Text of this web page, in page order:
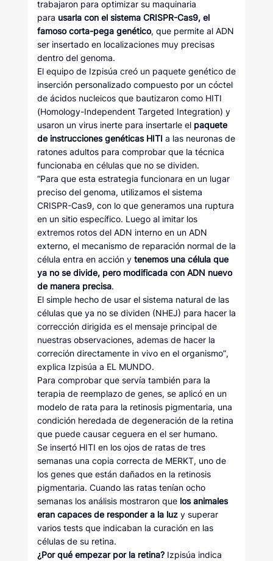
trabajaron para optimizar su maquinaria
para usarla con el sistema CRISPR-Cas9, el
famoso corta-pega genético, que permite al ADN
ser insertado en localizaciones muy precisas
dentro del genoma.
El equipo de Izpisúa creó un paquete genético de
inserción personalizado compuesto por un cóctel
de ácidos nucleicos que bautizaron como HITI
(Homology-Independent Targeted Integration) y
usaron un virus inerte para insertarle el paquete
de instrucciones genéticas HITI a las neuronas de
ratones adultos para comprobar que la técnica
funcionaba en células que no se dividen.
“Para que esta estrategia funcionara en un lugar
preciso del genoma, utilizamos el sistema
CRISPR-Cas9, con lo que generamos una ruptura
en un sitio específico. Luego al imitar los
extremos rotos del ADN interno en un ADN
externo, el mecanismo de reparación normal de la
célula entra en acción y tenemos una célula que
ya no se divide, pero modificada con ADN nuevo
de manera precisa.
El simple hecho de usar el sistema natural de las
células que ya no se dividen (NHEJ) para hacer la
corrección dirigida es el mensaje principal de
nuestras observaciones, ademas de hacer la
correción directamente in vivo en el organismo”,
explica Izpisúa a EL MUNDO.
Para comprobar que servía también para la
terapia de reemplazo de genes, se aplicó en un
modelo de rata para la retinosis pigmentaria, una
condición heredada de degeneración de la retina
que puede causar ceguera en el ser humano.
Se insertó HITI en los ojos de ratas de tres
semanas una copia correcta de MERKT, uno de
los genes que están dañados en la retinosis
pigmentaria. Cuando las ratas tenían ocho
semanas los análisis mostraron que los animales
eran capaces de responder a la luzy superar
varios tests que indicaban la curación en las
células de su retina.
¿Por qué empezar por la retina?Izpisúa indica